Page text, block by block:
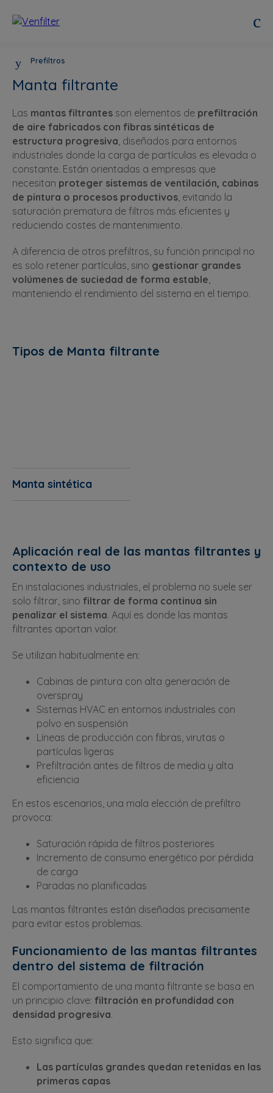
Prefiltros
Manta filtrante
Las mantas filtrantes son elementos de prefiltración
de aire fabricados con fibras sintéticas de
estructura progresiva, diseñados para entornos
industriales donde la carga de partículas es elevada o
constante. Están orientadas a empresas que
necesitan proteger sistemas de ventilación, cabinas
de pintura o procesos productivos, evitando la
saturación prematura de filtros más eficientes y
reduciendo costes de mantenimiento.
A diferencia de otros prefiltros, su función principal no
es solo retener partículas, sino gestionar grandes
volúmenes de suciedad de forma estable,
manteniendo el rendimiento del sistema en el tiempo.
Tipos de Manta filtrante
Manta sintética
Aplicación real de las mantas filtrantes y
contexto de uso
En instalaciones industriales, el problema no suele ser
solo filtrar, sino filtrar de forma continua sin
penalizar el sistema. Aquí es donde las mantas
filtrantes aportan valor.
Se utilizan habitualmente en:
Cabinas de pintura con alta generación de
overspray
Sistemas HVAC en entornos industriales con
polvo en suspensión
Líneas de producción con fibras, virutas o
partículas ligeras
Prefiltración antes de filtros de media y alta
eficiencia
En estos escenarios, una mala elección de prefiltro
provoca:
Saturación rápida de filtros posteriores
Incremento de consumo energético por pérdida
de carga
Paradas no planificadas
Las mantas filtrantes están diseñadas precisamente
para evitar estos problemas.
Funcionamiento de las mantas filtrantes
dentro del sistema de filtración
El comportamiento de una manta filtrante se basa en
un principio clave: filtración en profundidad con
densidad progresiva.
Esto significa que:
Las partículas grandes quedan retenidas en las
primeras capas